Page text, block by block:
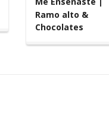
Ramo alto &
Chocolates